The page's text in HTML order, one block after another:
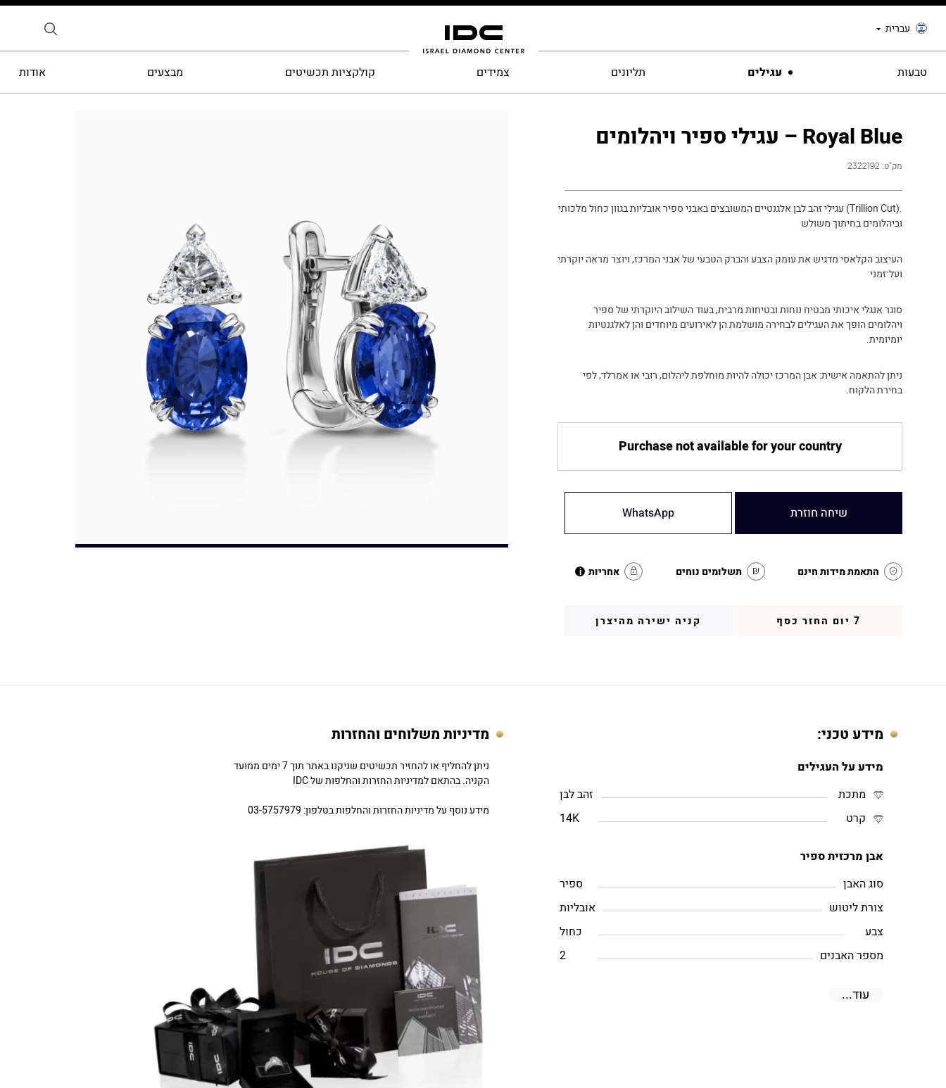
עברית
טבעות עגילים תליונים צמידים קולקציות תכשיטים מבצעים אודות
Royal Blue – עגילי ספיר ויהלומים
מק"ט: 2322192
.(Trillion Cut) עגילי זהב לבן אלגנטיים המשובצים באבני ספיר אובליות בגוון כחול מלכותי
וביהלומים בחיתוך משולש
העיצוב הקלאסי מדגיש את עומק הצבע והברק הטבעי של אבני המרכז, ויוצר מראה יוקרתי
ועל־זמני
סוגר אנגלי איכותי מבטיח נוחות ובטיחות מרבית, בעוד השילוב היוקרתי של ספיר
ויהלומים הופך את העגילים לבחירה מושלמת הן לאירועים מיוחדים והן לאלגנטיות
יומיומית.
ניתן להתאמה אישית: אבן המרכז יכולה להיות מוחלפת ליהלום, רובי או אמרלד, לפי
בחירת הלקוח.
Purchase not available for your country
שיחה חוזרת WhatsApp
התאמת מידות חינם תשלומים נוחים אחריות i
7 יום החזר כסף קניה ישירה מהיצרן
מידע טכני:
מידע על העגילים
מתכת
זהב לבן
קרט
14K
אבן מרכזית ספיר
סוג האבן
ספיר
צורת ליטוש
אובליות
צבע
כחול
מספר האבנים
2
עוד...
מדיניות משלוחים והחזרות
ניתן להחליף או להחזיר תכשיטים שניקנו באתר תוך 7 ימים ממועד
הקניה. בהתאם למדיניות החזרות והחלפות של IDC
מידע נוסף על מדיניות החזרות והחלפות בטלפון: 03-5757979